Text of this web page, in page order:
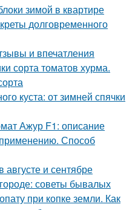
зимой в квартире
долговременного
и впечатления
сорта томатов хурма.
куста: от зимней спячки
Ажур F1: описание
Способ
августе и сентябре
советы бывалых
при копке земли. Как